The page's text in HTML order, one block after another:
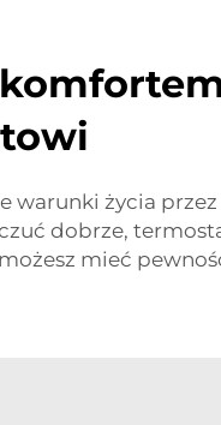
warunki życia
dobrze,
mieć